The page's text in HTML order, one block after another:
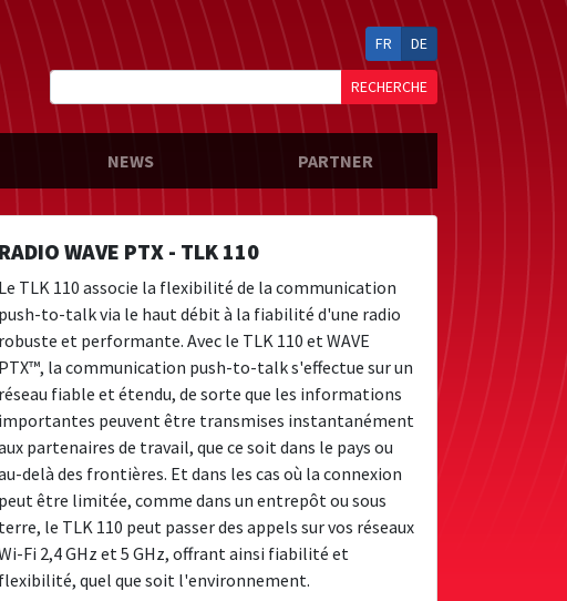
FR DE
RECHERCHE
NEWS PARTNER
RADIO WAVE PTX - TLK 110
Le TLK 110 associe la flexibilité de la communication
push-to-talk via le haut débit à la fiabilité d'une radio
robuste et performante. Avec le TLK 110 et WAVE
PTX™, la communication push-to-talk s'effectue sur un
réseau fiable et étendu, de sorte que les informations
importantes peuvent être transmises instantanément
partenaires de travail, que ce soit dans le pays ou
delà des frontières. Et dans les cas où la connexion
peut être limitée, comme dans un entrepôt ou sous
terre, le TLK 110 peut passer des appels sur vos réseaux
Fi 2,4 GHz et 5 GHz, offrant ainsi fiabilité et
flexibilité, quel que soit l'environnement.